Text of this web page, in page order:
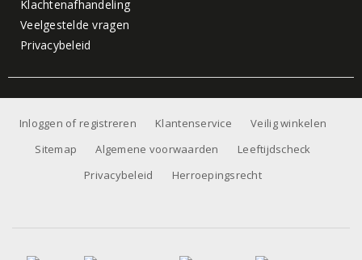
Klachtenafhandeling
Veelgestelde vragen
Privacybeleid
Inloggen of registreren Klantenservice
Veilig winkelen
Sitemap
Algemene voorwaarden
Leeftijdscheck
Privacybeleid
Herroepingsrecht